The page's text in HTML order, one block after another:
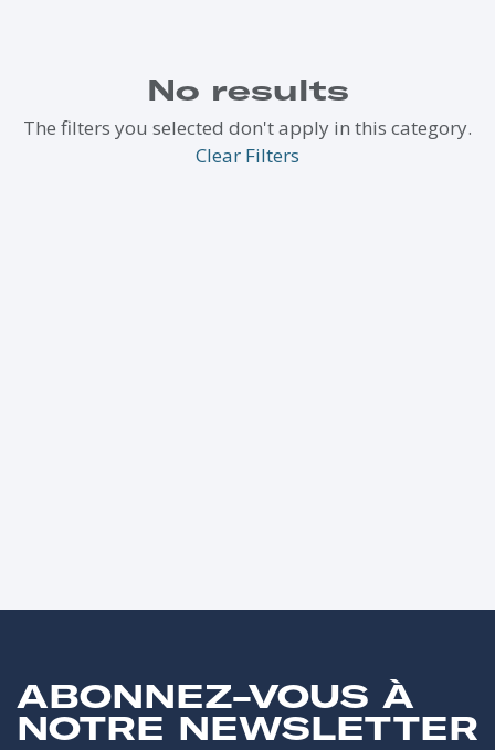
No results
The filters you selected don't apply in this category.
Clear Filters
ABONNEZ-VOUS À
NOTRE NEWSLETTER